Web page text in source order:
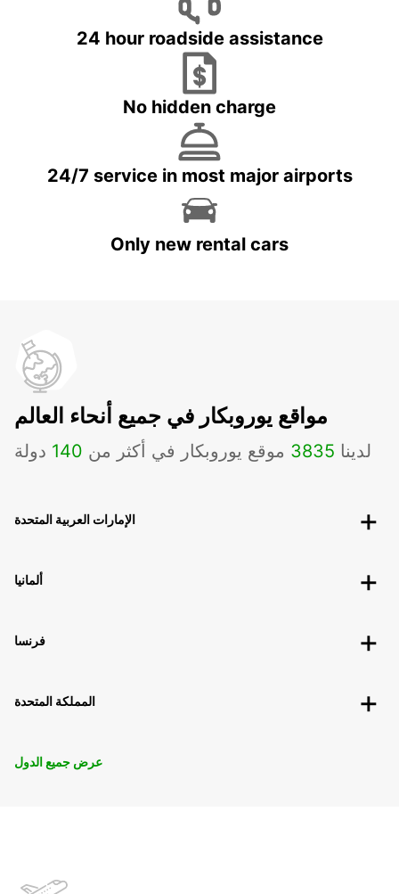
24 hour roadside assistance
No hidden charge
24/7 service in most major airports
Only new rental cars
مواقع يوروبكار في جميع أنحاء العالم
لدينا 3835 موقع يوروبكار في أكثر من 140 دولة
الإمارات العربية المتحدة
ألمانيا
فرنسا
المملكة المتحدة
عرض جميع الدول